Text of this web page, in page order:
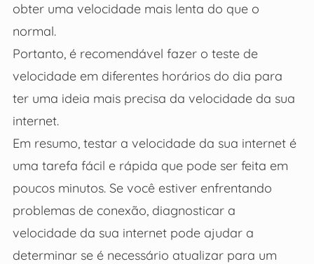
obter uma velocidade mais lenta do que o
normal.
Portanto, é recomendável fazer o teste de
velocidade em diferentes horários do dia para
ter uma ideia mais precisa da velocidade da sua
internet.
Em resumo, testar a velocidade da sua internet é
uma tarefa fácil e rápida que pode ser feita em
poucos minutos. Se você estiver enfrentando
problemas de conexão, diagnosticar a
velocidade da sua internet pode ajudar a
determinar se é necessário atualizar para um